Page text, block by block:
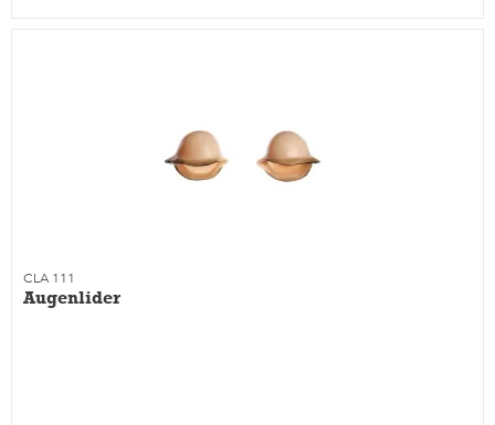
CLA 111
Augenlider